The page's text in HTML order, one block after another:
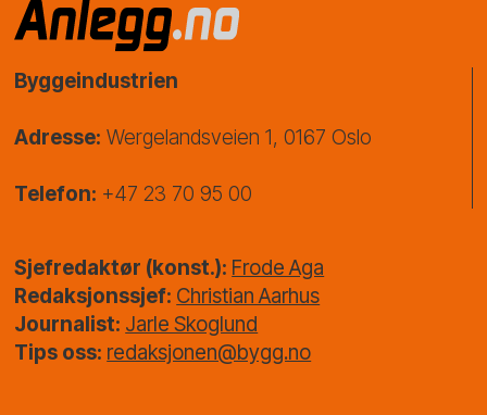
Byggeindustrien
Adresse: Wergelandsveien 1, 0167 Oslo
Telefon: +47 23 70 95 00
Sjefredaktør (konst.): Frode Aga
Redaksjonssjef: Christian Aarhus
Journalist: Jarle Skoglund
Tips oss: redaksjonen@bygg.no